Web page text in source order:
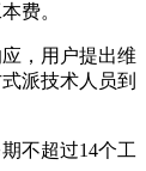
费。
，用户提出维
派技术人员到
不超过14个工